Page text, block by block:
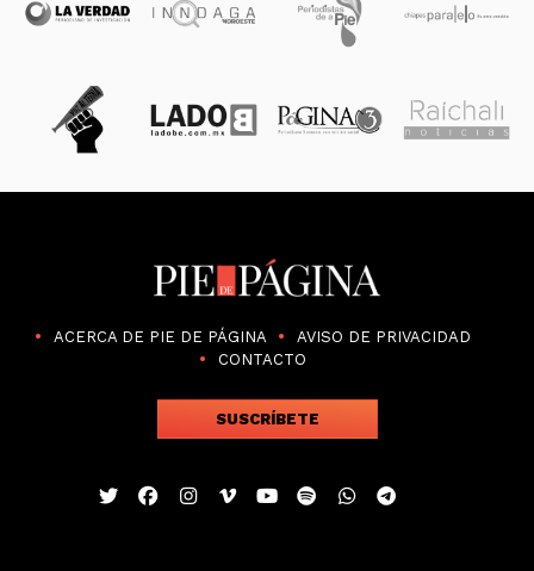
ACERCA DE PIE DE PÁGINA
AVISO DE PRIVACIDAD
CONTACTO
SUSCRÍBETE